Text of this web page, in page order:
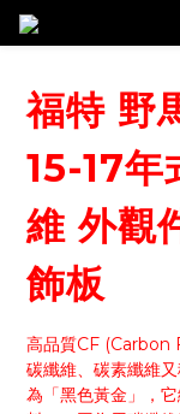
福特
15-17年
維 外觀
飾板
高品質CF (Carbon
碳纖維、碳素纖維
為「黑色黃金」，